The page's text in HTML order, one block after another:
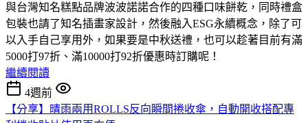
與台灣知名糕點品牌波波諾諾合作的四種口味餅乾，同時禮盒
包裝也請了知名插畫家設計，然後融入ESG永續概念，除了可
以入手自己享用外，如果要是中秋送禮，也可以趁著目前有滿
5000打97折、滿10000打92折優惠時訂購呢！
繼續閱讀
4週前
【分享】晴雨兩用ROLLS反向瞬間捲收傘，自動開收搭配專